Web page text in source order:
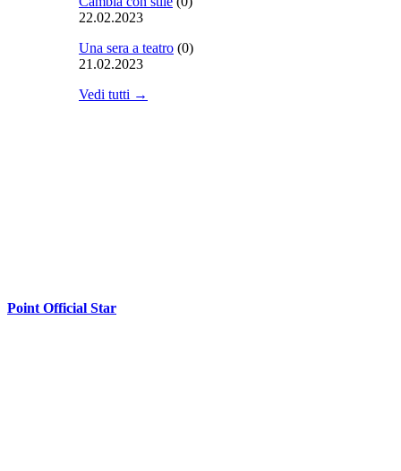
22.02.2023
Una sera a teatro (0)
21.02.2023
Vedi tutti →
Point Official Star